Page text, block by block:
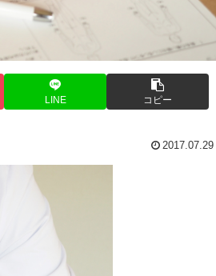
LINE コピー
2017.07.29